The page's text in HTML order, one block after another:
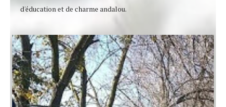
d'éducation et de charme andalou.